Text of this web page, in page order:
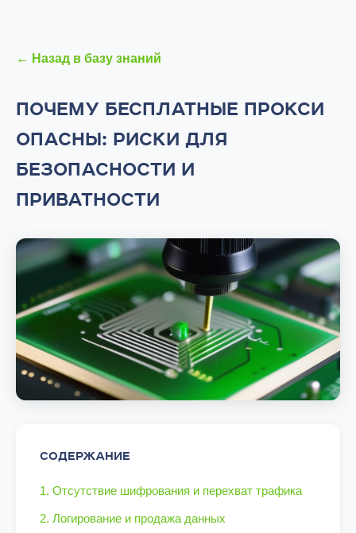
← Назад в базу знаний
ПОЧЕМУ БЕСПЛАТНЫЕ ПРОКСИ
ОПАСНЫ: РИСКИ ДЛЯ
БЕЗОПАСНОСТИ И
ПРИВАТНОСТИ
СОДЕРЖАНИЕ
1. Отсутствие шифрования и перехват трафика
2. Логирование и продажа данных